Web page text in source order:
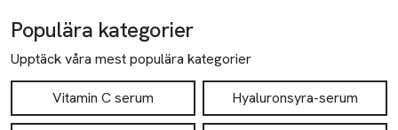
Populära kategorier
Upptäck våra mest populära kategorier
Vitamin C serum Hyaluronsyra-serum